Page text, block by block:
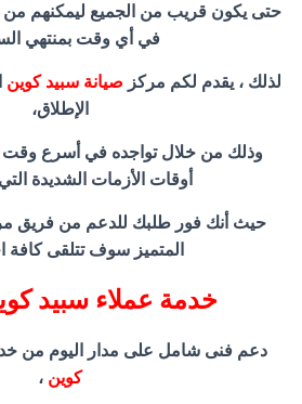
حتى يكون قريب من الجميع ليمكنهم
في أي وقت بمنتهي
لذلك ، يقدم لكم مركز صيانة سبيد كوين
الإطلاق،
وذلك من خلال تواجده في أسرع
أوقات الأزمات الشديدة
حيث أنك فور طلبك للدعم من فريق
المتميز سوف تتلقى كافة
خدمة عملاء سبيد
دعم فنى شامل على مدار اليوم من
كوين،